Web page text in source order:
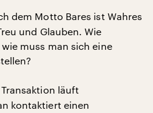
dem Motto Bares ist Wahres
und Glauben. Wie
muss man sich eine
läuft
kontaktiert einen